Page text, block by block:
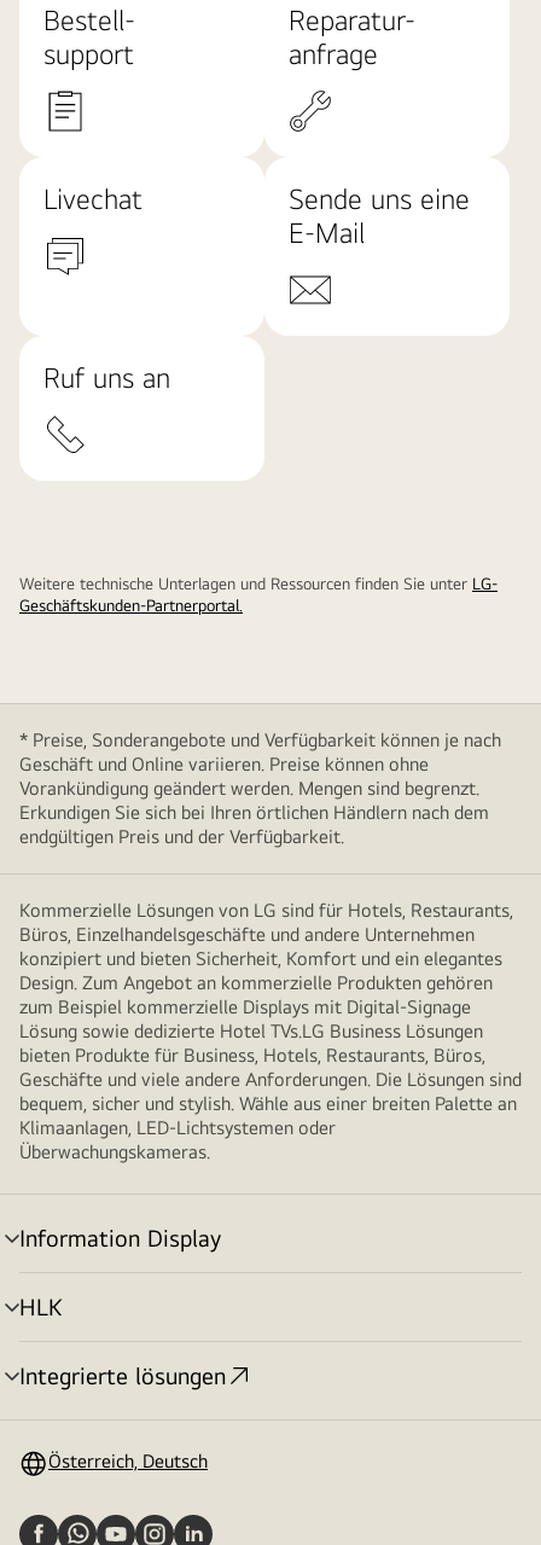
Bestell-
support
Reparatur-
anfrage
Livechat
Sende uns eine
E-Mail
Ruf uns an
Weitere technische Unterlagen und Ressourcen finden Sie unter LG-
Geschäftskunden-Partnerportal.
* Preise, Sonderangebote und Verfügbarkeit können je nach
Geschäft und Online variieren. Preise können ohne
Vorankündigung geändert werden. Mengen sind begrenzt.
Erkundigen Sie sich bei Ihren örtlichen Händlern nach dem
endgültigen Preis und der Verfügbarkeit.
Kommerzielle Lösungen von LG sind für Hotels, Restaurants,
Büros, Einzelhandelsgeschäfte und andere Unternehmen
konzipiert und bieten Sicherheit, Komfort und ein elegantes
Design. Zum Angebot an kommerzielle Produkten gehören
zum Beispiel kommerzielle Displays mit Digital-Signage
Lösung sowie dedizierte Hotel TVs.LG Business Lösungen
bieten Produkte für Business, Hotels, Restaurants, Büros,
Geschäfte und viele andere Anforderungen. Die Lösungen sind
bequem, sicher und stylish. Wähle aus einer breiten Palette an
Klimaanlagen, LED-Lichtsystemen oder
Überwachungskameras.
Information Display
Menü
umschalten
HLK
Menü
umschalten
Integrierte lösungen
Menü
Österreich, Deutsch